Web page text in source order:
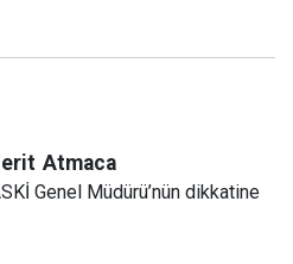
Atmaca
Genel Müdürü’nün dikkatine